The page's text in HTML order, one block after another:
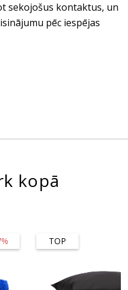
sekojošus kontaktus, un
pēc iespējas
kopā
TOP